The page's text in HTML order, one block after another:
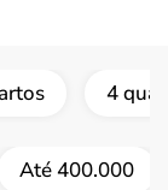
4
Até 400.000